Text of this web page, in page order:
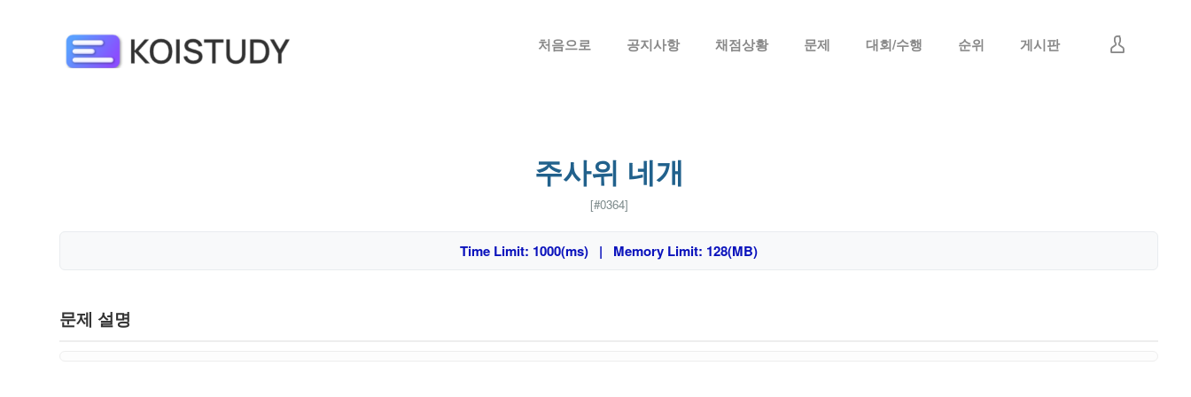
처음으로 공지사항 채점상황 문제 대회/수행 순위 게시판
주사위 네개
[#0364]
Time Limit: 1000(ms) | Memory Limit: 128(MB)
문제 설명